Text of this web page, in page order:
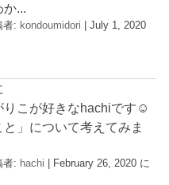
...
者: kondoumidori |July 1, 2020
りこが好きなhachiです☺︎
」について考えてみま
者: hachi | February 26, 2020 に